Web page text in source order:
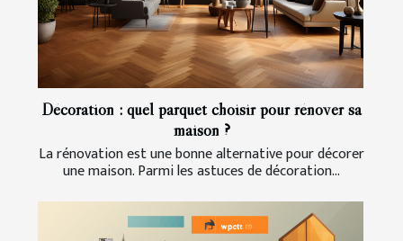
Décoration : quel parquet choisir pour rénover sa
maison ?
La rénovation est une bonne alternative pour décorer
une maison. Parmi les astuces de décoration...